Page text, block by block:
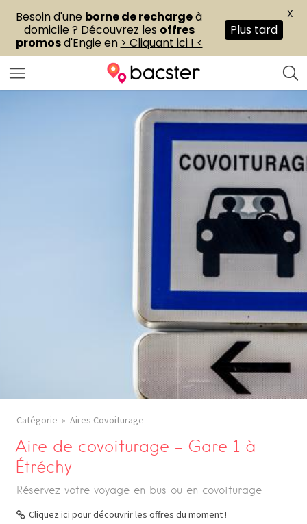
Catégorie Aires Covoiturage
Aire de covoiturage – Gare 1 à
Étréchy
Réservez votre voyage en bus ou en covoiturage
Cliquez ici pour découvrir les offres du moment !
Besoin d'une borne de rechargeà
domicile ? Découvrez les offres
promosd'Engie en > Cliquant ici ! <
Plus tard
X